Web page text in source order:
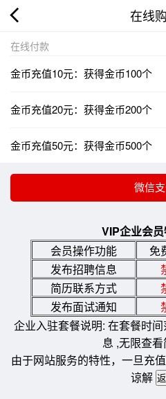
在线
在线付款
金币充值10元：获得金币100个
金币充值20元：获得金币200个
金币充值50元：获得金币500个
VIP企业会
会员操作功能
免
发布招聘信息
简历联系方式
发布面试通知
企业入驻套餐说明: 在套餐时
息 ,无限查
由于网站服务的特性，一旦充
谅解